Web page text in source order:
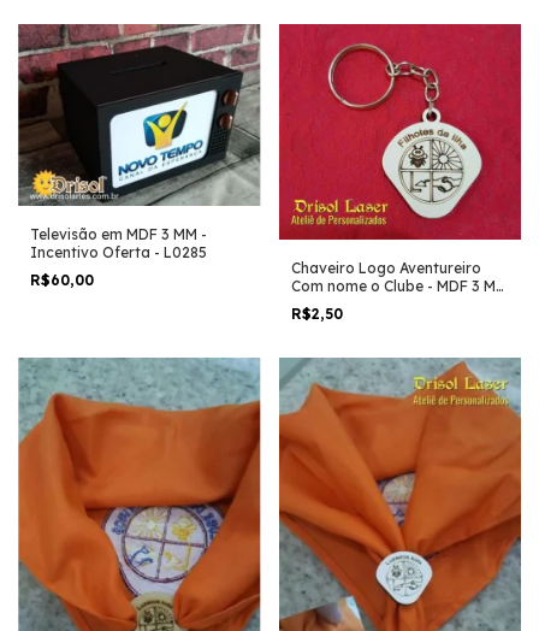
Televisão em MDF 3 MM -
Incentivo Oferta - L0285
R$60,00
Chaveiro Logo Aventureiro
Com nome o Clube - MDF 3 MM
- L0186 - Pedido Mínimo 5
Unidades
R$2,50